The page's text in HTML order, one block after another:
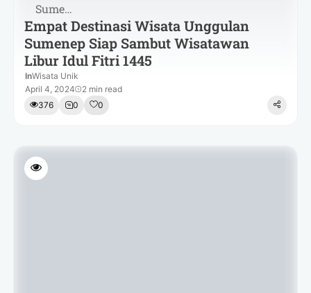
Sumenep
Empat Destinasi Wisata Unggulan
Sumenep Siap Sambut Wisatawan
Libur Idul Fitri 1445
InWisata Unik
April 4, 2024
2 min read
376
0 0